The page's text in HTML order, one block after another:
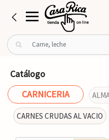
B
u
r
p
Catálogo
CARNICERIA
CARNES CRUDAS AL VACIO